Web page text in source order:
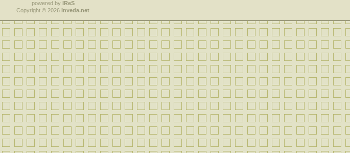
powered by IReS
Copyright © 2026 Inveda.net